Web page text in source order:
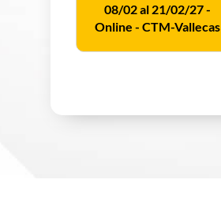
08/02 al 21/02/27 -
Online - CTM-Vallecas